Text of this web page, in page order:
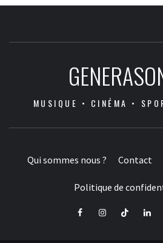
MUSIQUE • CINÉMA •
Qui sommes nous ? Contact
Politique de
FacebookInstagramTiktok